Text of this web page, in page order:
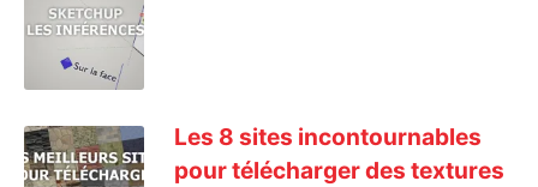
Les 8 sites incontournables
pour télécharger des textures